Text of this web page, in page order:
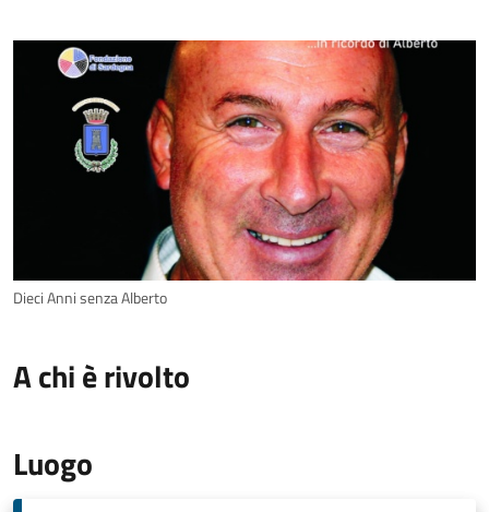
Dieci Anni senza Alberto
A chi è rivolto
Luogo